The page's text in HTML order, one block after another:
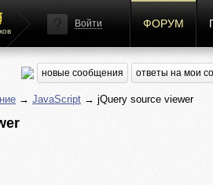
Войти ФОРУМ
новые сообщения ответы на мои
→ JavaScript → jQuery source viewer